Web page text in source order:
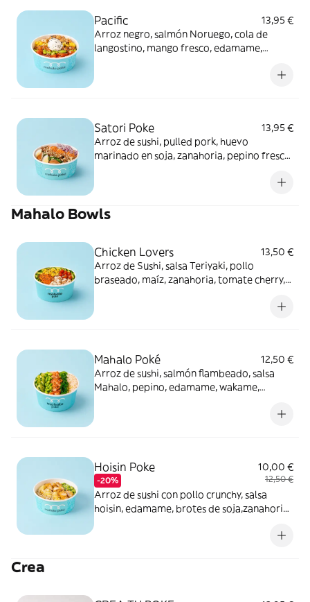
Pacific
13,95 €
Arroz negro, salmón Noruego, cola de
langostino, mango fresco, edamame,
Satori Poke
13,95 €
Arroz de sushi, pulled pork, huevo
marinado en soja, zanahoria, pepino fresco,
Mahalo Bowls
Chicken Lovers
13,50 €
Arroz de Sushi, salsa Teriyaki, pollo
braseado, maíz, zanahoria, tomate cherry,
Mahalo Poké
12,50 €
Arroz de sushi, salmón flambeado, salsa
Mahalo, pepino, edamame, wakame,
Hoisin Poke
-20%
10,00 €
12,50 €
Arroz de sushi con pollo crunchy, salsa
hoisin, edamame, brotes de soja,zanahoria,
Crea